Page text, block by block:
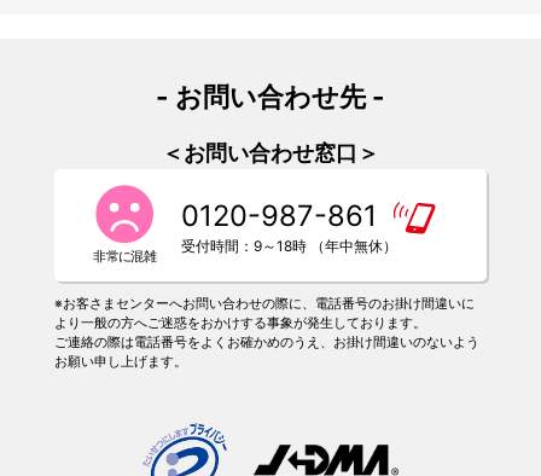
- お問い合わせ先 -
＜お問い合わせ窓口＞
0120-987-861
受付時間：9～18時 （年中無休）
※お客さまセンターへお問い合わせの際に、電話番号のお掛け間違いに
より一般の方へご迷惑をおかけする事象が発生しております。
ご連絡の際は電話番号をよくお確かめのうえ、お掛け間違いのないよう
お願い申し上げます。